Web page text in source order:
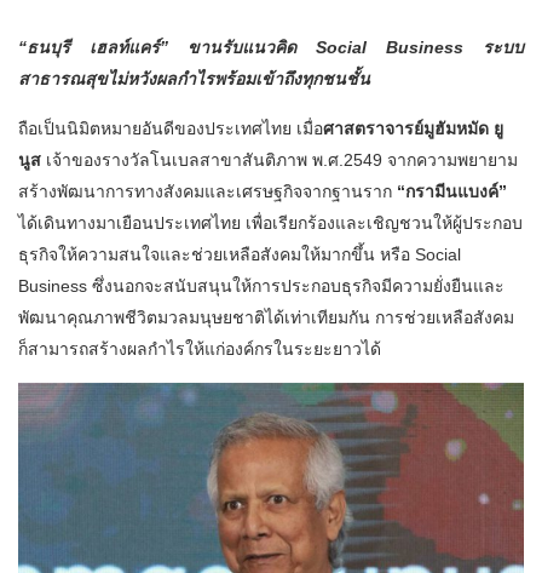
“ธนบุรี เฮลท์แคร์” ขานรับแนวคิด Social Business ระบบ
สาธารณสุขไม่หวังผลกำไรพร้อมเข้าถึงทุกชนชั้น
ถือเป็นนิมิตหมายอันดีของประเทศไทย เมื่อศาสตราจารย์มูฮัมหมัด ยู
นูส เจ้าของรางวัลโนเบลสาขาสันติภาพ พ.ศ.2549 จากความพยายาม
สร้างพัฒนาการทางสังคมและเศรษฐกิจจากฐานราก “กรามีนแบงค์”
ได้เดินทางมาเยือนประเทศไทย เพื่อเรียกร้องและเชิญชวนให้ผู้ประกอบ
ธุรกิจให้ความสนใจและช่วยเหลือสังคมให้มากขึ้น หรือ Social
Business ซึ่งนอกจะสนับสนุนให้การประกอบธุรกิจมีความยั่งยืนและ
พัฒนาคุณภาพชีวิตมวลมนุษยชาติได้เท่าเทียมกัน การช่วยเหลือสังคม
ก็สามารถสร้างผลกำไรให้แก่องค์กรในระยะยาวได้